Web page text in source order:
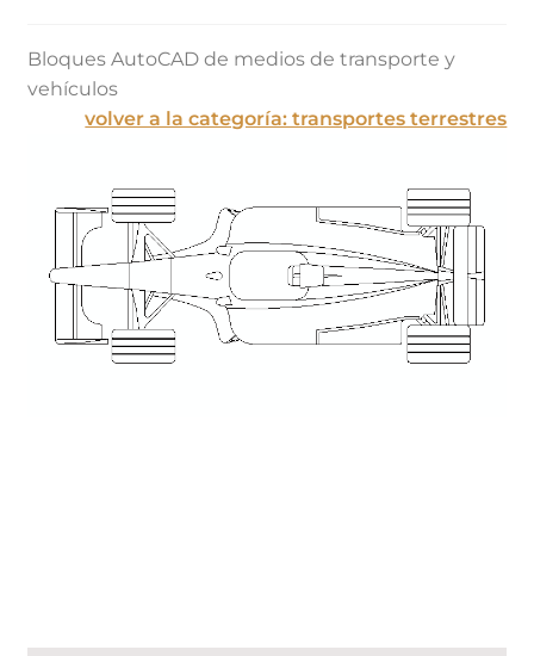
Bloques AutoCAD de medios de transporte y
vehículos
volver a la categoría: transportes terrestres